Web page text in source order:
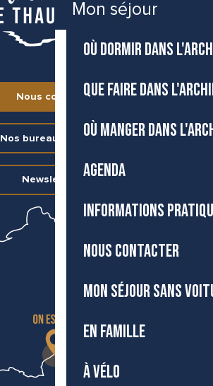
Mon séjour
OÙ DORMIR DANS
QUE FAIRE DANS
OÙ MANGER DANS
AGENDA
INFORMATIONS
NOUS CONTACTER
MON SÉJOUR SANS
EN FAMILLE
À VÉLO
Nous contacter
Nos bureaux d’accueil
Newsletter